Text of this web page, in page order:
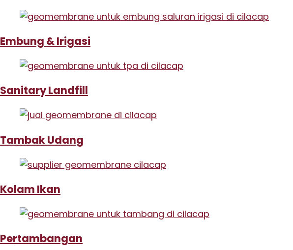
Embung & Irigasi
Sanitary Landfill
Tambak Udang
Kolam Ikan
Pertambangan